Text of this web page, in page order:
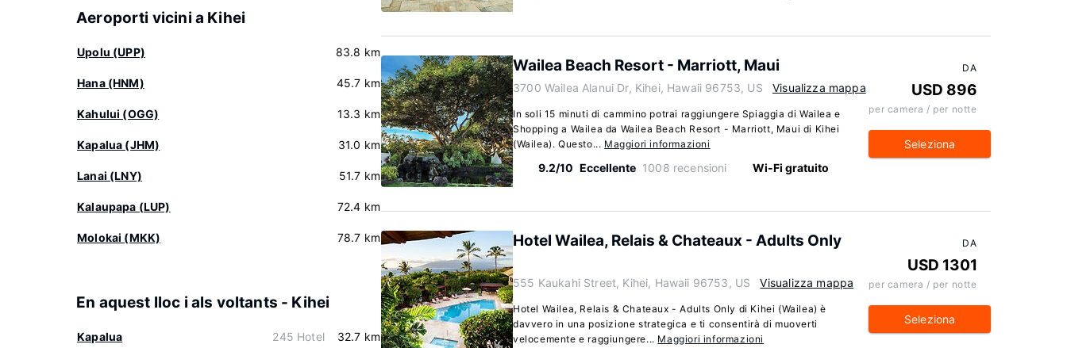
Aeroporti vicini a Kihei
Upolu (UPP) 83.8 km
Hana (HNM) 45.7 km
Kahului (OGG) 13.3 km
Kapalua (JHM) 31.0 km
Lanai (LNY) 51.7 km
Kalaupapa (LUP) 72.4 km
Molokai (MKK) 78.7 km
En aquest lloc i als voltants - Kihei
Kapalua 245 Hotel 32.7 km
Wailea Beach Resort - Marriott, Maui
3700 Wailea Alanui Dr, Kihei, Hawaii 96753, US Visualizza mappa
In soli 15 minuti di cammino potrai raggiungere Spiaggia di Wailea e
Shopping a Wailea da Wailea Beach Resort - Marriott, Maui di Kihei
(Wailea). Questo... Maggiori informazioni
9.2/10 Eccellente 1008 recensioni Wi-Fi gratuito
DA
USD 896
per camera / per notte
Seleziona
Hotel Wailea, Relais & Chateaux - Adults Only
555 Kaukahi Street, Kihei, Hawaii 96753, US Visualizza mappa
Hotel Wailea, Relais & Chateaux - Adults Only di Kihei (Wailea) è
davvero in una posizione strategica e ti consentirà di muoverti
velocemente e raggiungere... Maggiori informazioni
DA
USD 1301
per camera / per notte
Seleziona